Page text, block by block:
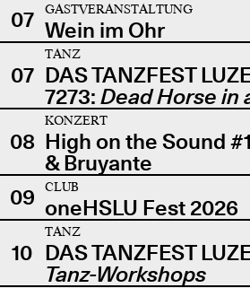
07
GASTVERANSTALTUNG
Wein im Ohr
07
TANZ
DAS TANZFEST
7273: Dead Horse in
08
KONZERT
High on the Sound
& Bruyante
09
CLUB
oneHSLU Fest 2026
10
TANZ
DAS TANZFEST
Tanz-Workshops